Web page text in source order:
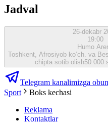
Jadval
26-dekabr
19:00
Humo
Toshkent, Afrosiyob ko‘ch. va
chipta sotib olish50 000
Telegram kanalimizga
Sport
Boks kechasi
Reklama
Kontaktlar